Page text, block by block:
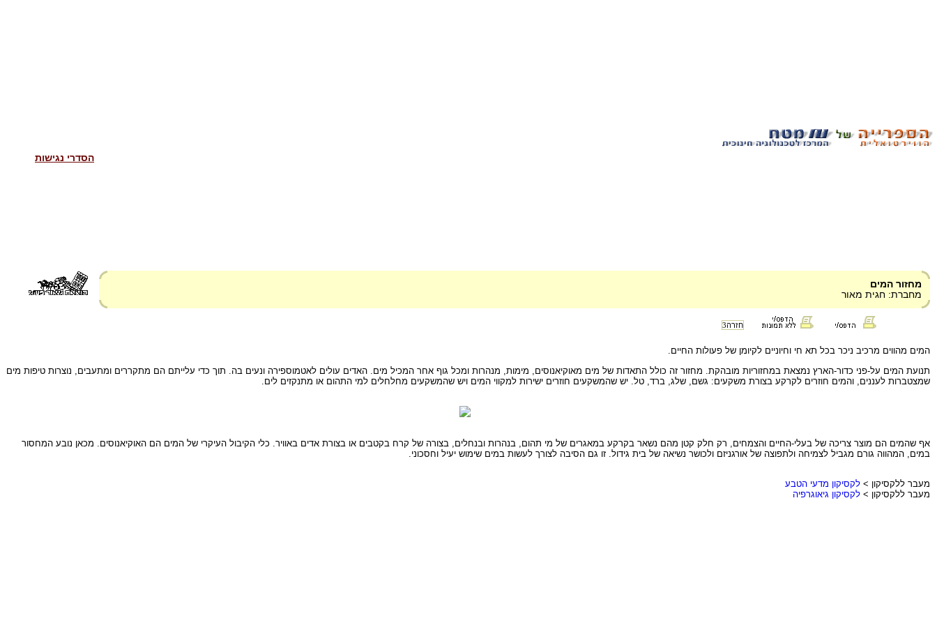
הסדרי נגישות
מחזור המים
מחברת: חגית מאור
חזרה3
המים מהווים מרכיב ניכר בכל תא חי וחיוניים לקיומן של פעולות החיים.
תנועת המים על-פני כדור-הארץ נמצאת במחזוריות מובהקת. מחזור זה כולל התאדות של מים מאוקיאנוסים, מימות, מנהרות ומכל גוף אחר המכיל מים. האדים עולים לאטמוספירה ונעים בה. תוך כדי עלייתם הם מתקררים ומתעבים, נוצרות טיפות מים
שמצטברות לעננים, והמים חוזרים לקרקע בצורת משקעים: גשם, שלג, ברד, טל. יש שהמשקעים חוזרים ישירות למקווי המים ויש שהמשקעים מחלחלים למי התהום או מתנקזים לים.
אף שהמים הם מוצר צריכה של בעלי-החיים והצמחים, רק חלק קטן מהם נשאר בקרקע במאגרים של מי תהום, בנהרות ובנחלים, בצורה של קרח בקטבים או בצורת אדים באוויר. כלי הקיבול העיקרי של המים הם האוקיאנוסים. מכאן נובע המחסור
במים, המהווה גורם מגביל לצמיחה ולתפוצה של אורגניזם ולכושר נשיאה של בית גידול. זו גם הסיבה לצורך לעשות במים שימוש יעיל וחסכוני.
מעבר ללקסיקון > לקסיקון מדעי הטבע
מעבר ללקסיקון > לקסיקון גיאוגרפיה